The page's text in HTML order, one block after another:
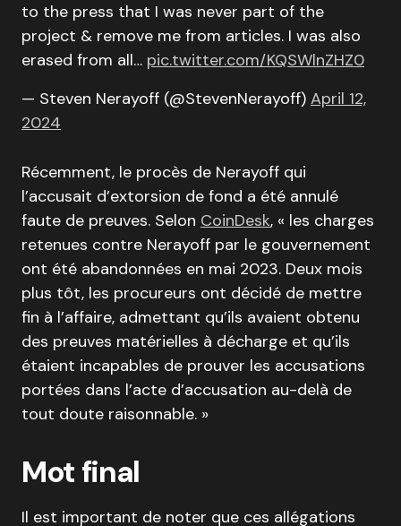
to the press that I was never part of the
project & remove me from articles. I was also
erased from all… pic.twitter.com/KQSWlnZHZ0
— Steven Nerayoff (@StevenNerayoff) April 12,
2024
Récemment, le procès de Nerayoff qui
l’accusait d’extorsion de fond a été annulé
faute de preuves. Selon CoinDesk, « les charges
retenues contre Nerayoff par le gouvernement
ont été abandonnées en mai 2023. Deux mois
plus tôt, les procureurs ont décidé de mettre
fin à l’affaire, admettant qu’ils avaient obtenu
des preuves matérielles à décharge et qu’ils
étaient incapables de prouver les accusations
portées dans l’acte d’accusation au-delà de
tout doute raisonnable. »
Mot final
Il est important de noter que ces allégations